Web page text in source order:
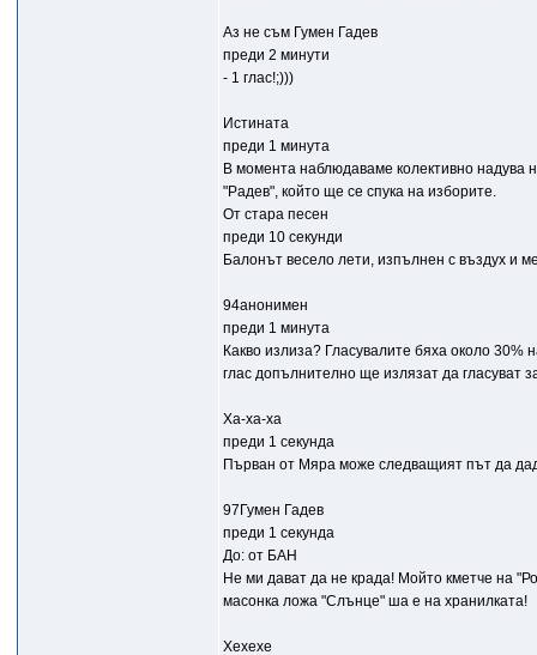
Aз не съм Гумен Гадев
преди 2 минути
- 1 глас!;)))
Истината
преди 1 минута
В момента наблюдаваме колективно надува
"Радев", който ще се спука на изборите.
От стара песен
преди 10 секунди
Балонът весело лети, изпълнен с въздух и
94анонимен
преди 1 минута
Какво излиза? Гласувалите бяха около
глас допълнително ще излязат да гласуват
Ха-ха-ха
преди 1 секунда
Първан от Мяра може следващият път да
97Гумен Гадев
преди 1 секунда
До: от БАН
Не ми дават да не крада! Мойто кметче на
масонка ложа "Слънце" ша е на хранилката!
Хехехе